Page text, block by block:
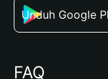
Unduh Google
FAQ